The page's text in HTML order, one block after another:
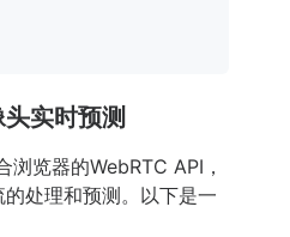
头实时预测
览器的WebRTC API，
处理和预测。以下是一